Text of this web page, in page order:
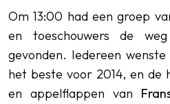
Om 13:00 had een groep
en toeschouwers de
gevonden. Iedereen
het beste voor 2014, en de
en appelflappen van